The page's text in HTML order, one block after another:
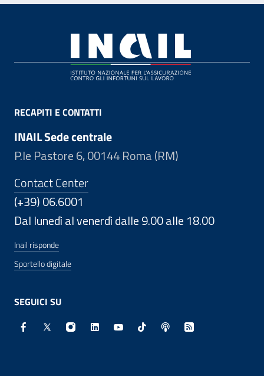
RECAPITI E CONTATTI
INAIL Sede centrale
P.le Pastore 6, 00144 Roma (RM)
Contact Center
(+39) 06.6001
Dal lunedì al venerdì dalle 9.00 alle 18.00
Inail risponde
Sportello digitale
SEGUICI SU
Facebook - Sito esterno - Apertura in nuova finestra
X - Sito esterno - Apertura in nuova finestra
Instagram - Sito esterno - Apertura in
Linkedin - Sito esterno - Apertura in
Youtube - Sito esterno -
TikTok - Sito esterno -
Spreaker - Sito
Feed RSS -